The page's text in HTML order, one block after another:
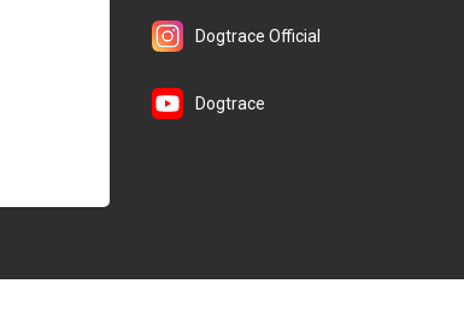
Dogtrace Official
Dogtrace